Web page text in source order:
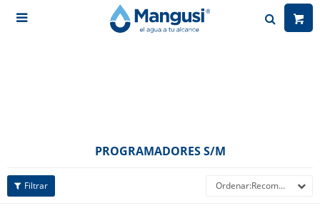

PROGRAMADORES S/M
Recomendados